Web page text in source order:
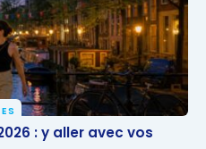
: y aller avec vos
: y aller avec vos